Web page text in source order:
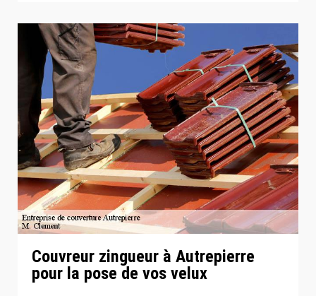
Couvreur zingueur à Autrepierre
pour la pose de vos velux